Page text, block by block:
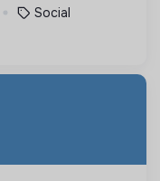
Social